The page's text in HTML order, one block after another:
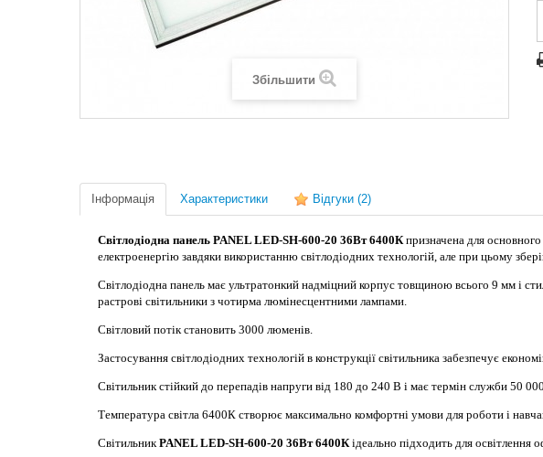
Збільшити
Інформація Характеристики Відгуки (2)
Світлодіодна панель PANEL LED-SH-600-20 36Вт 6400Кпризначена для
електроенергію завдяки використанню світлодіодних технологій, але при цьому
Світлодіодна панель має ультратонкий надміцний корпус товщиною всього 9 мм і
растрові світильники з чотирма люмінесцентними лампами.
Світловий потік становить 3000 люменів.
Застосування світлодіодних технологій в конструкції світильника забезпечує
Світильник стійкий до перепадів напруги від 180 до 240 В і має термін служби 50
Температура світла 6400К створює максимально комфортні умови для роботи і
СвітильникPANEL LED-SH-600-20 36Вт 6400Кідеально підходить для освітлення